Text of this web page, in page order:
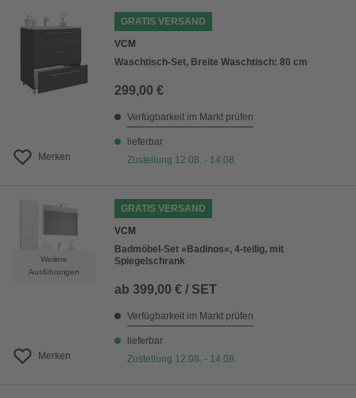
Merken
GRATIS VERSAND
VCM
Waschtisch-Set, Breite Waschtisch: 80 cm
299,00 €
Verfügbarkeit im Markt prüfen
lieferbar
Zustellung 12.08. - 14.08.
Weitere
Ausführungen
Merken
GRATIS VERSAND
VCM
Badmöbel-Set »Badinos«, 4-teilig, mit
Spiegelschrank
ab 399,00 € / SET
Verfügbarkeit im Markt prüfen
lieferbar
Zustellung 12.08. - 14.08.